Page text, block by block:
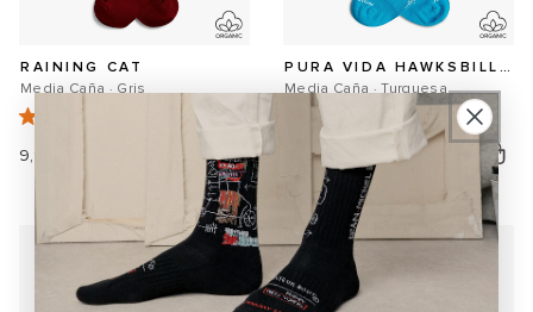
RAINING CAT
Media Caña · Gris
Precio
habitual
9,95 €
PURA VIDA HAWKSBILL TURTLE
Media Caña · Turquesa
Precio
habitual
10,95 €